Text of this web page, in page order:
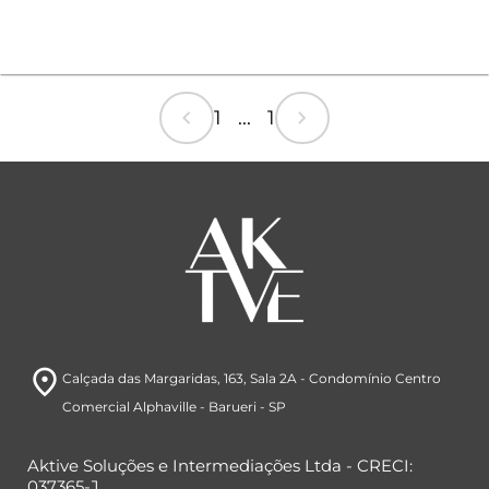
chevron_left 1 ... 1 chevron_right
room Calçada das Margaridas, 163, Sala 2A- Condomínio Centro
Comercial Alphaville- Barueri - SP
Aktive Soluções e Intermediações Ltda - CRECI: